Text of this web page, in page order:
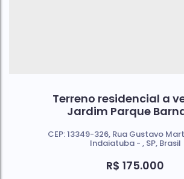
Terreno residencial a
Jardim Parque
R$ 175.000
CEP: 13349-326, Rua Gustavo
Indaiatuba , SP, Brasil